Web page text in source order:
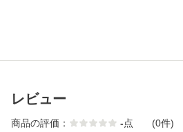
レビュー
商品の評価： -点 (0件)